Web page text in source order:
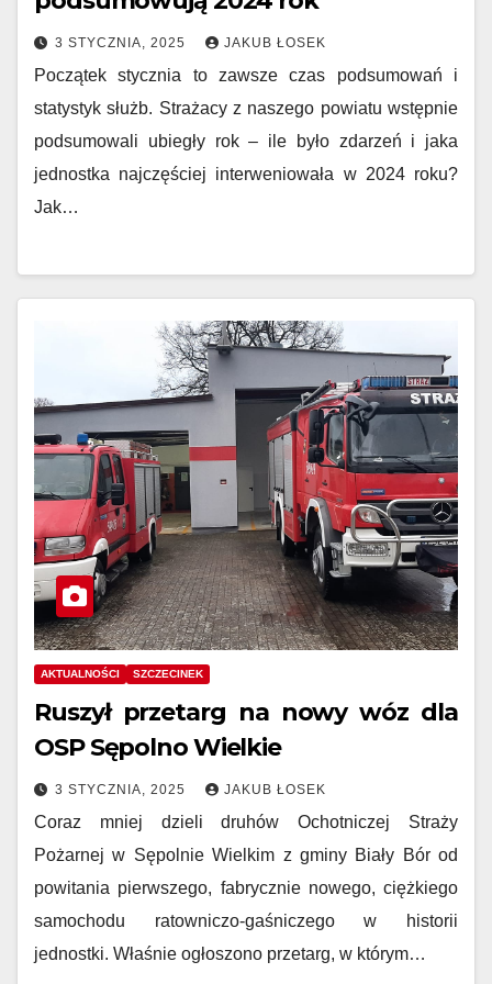
3 STYCZNIA, 2025 JAKUB ŁOSEK
Początek stycznia to zawsze czas podsumowań i
statystyk służb. Strażacy z naszego powiatu wstępnie
podsumowali ubiegły rok – ile było zdarzeń i jaka
jednostka najczęściej interweniowała w 2024 roku?
Jak…
AKTUALNOŚCI SZCZECINEK
Ruszył przetarg na nowy wóz dla
OSP Sępolno Wielkie
3 STYCZNIA, 2025 JAKUB ŁOSEK
Coraz mniej dzieli druhów Ochotniczej Straży
Pożarnej w Sępolnie Wielkim z gminy Biały Bór od
powitania pierwszego, fabrycznie nowego, ciężkiego
samochodu ratowniczo-gaśniczego w historii
jednostki. Właśnie ogłoszono przetarg, w którym…